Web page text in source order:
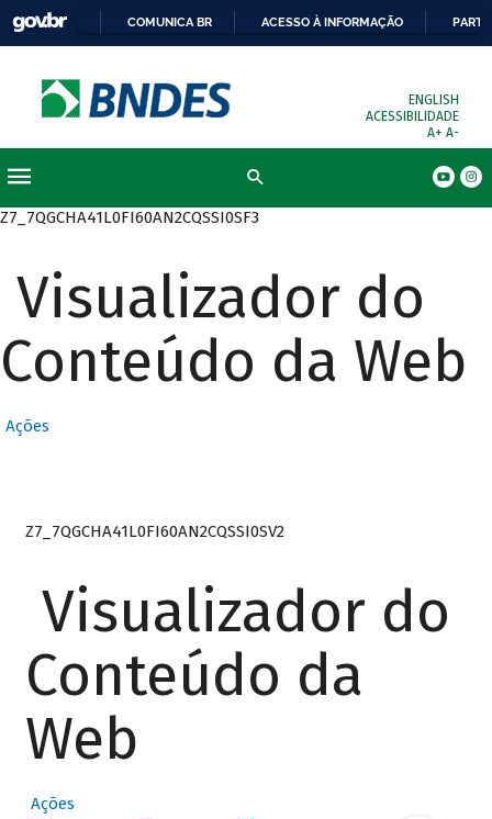
COMUNICA BR ACESSO À INFORMAÇÃO
ENGLISH
ACESSIBILIDADE
A+ A-
Z7_7QGCHA41L0FI60AN2CQSSI0SF3
Visualizador do
Conteúdo da Web
Ações
Z7_7QGCHA41L0FI60AN2CQSSI0SV2
Visualizador do
Conteúdo da
Web
Ações